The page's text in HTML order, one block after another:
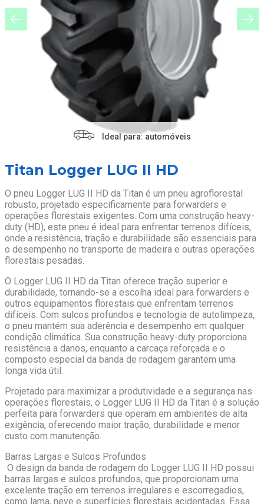
Ideal para: automóveis
Titan Logger LUG II HD
O pneu Logger LUG II HD da Titan é um pneu agroflorestal
robusto, projetado especificamente para forwarders e
operações florestais exigentes. Com uma construção heavy-
duty (HD), este pneu é ideal para enfrentar terrenos difíceis,
onde a resistência, tração e durabilidade são essenciais para
o desempenho no transporte de madeira e outras operações
florestais pesadas.
O Logger LUG II HD da Titan oferece tração superior e
durabilidade, tornando-se a escolha ideal para forwarders e
outros equipamentos florestais que enfrentam terrenos
difíceis. Com sulcos profundos e tecnologia de autolimpeza,
o pneu mantém sua aderência e desempenho em qualquer
condição climática. Sua construção heavy-duty proporciona
resistência a danos, enquanto a carcaça reforçada e o
composto especial da banda de rodagem garantem uma
longa vida útil.
Projetado para maximizar a produtividade e a segurança nas
operações florestais, o Logger LUG II HD da Titan é a solução
perfeita para forwarders que operam em ambientes de alta
exigência, oferecendo maior tração, durabilidade e menor
custo com manutenção.
Barras Largas e Sulcos Profundos
O design da banda de rodagem do Logger LUG II HD possui
barras largas e sulcos profundos, que proporcionam uma
excelente tração em terrenos irregulares e escorregadios,
como lama, neve e superfícies florestais acidentadas. Essa